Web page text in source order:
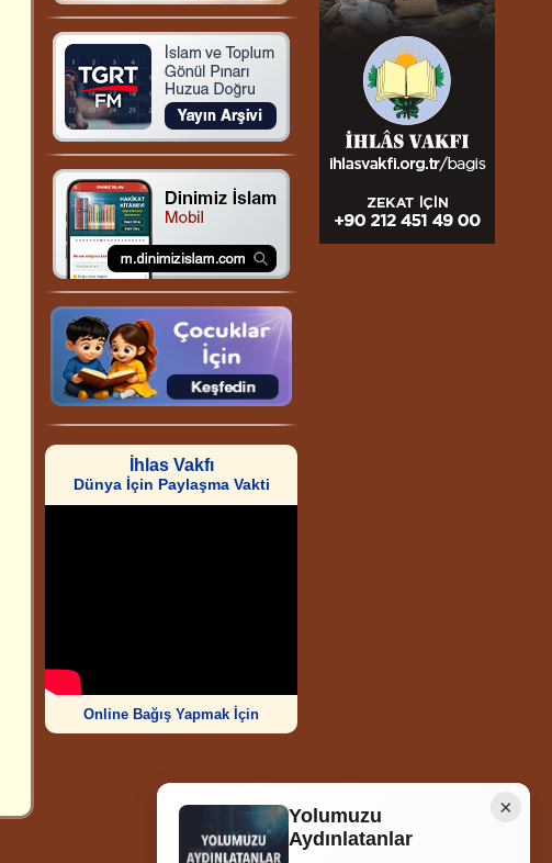
İhlas Vakfı
Dünya İçin Paylaşma Vakti
Online Bağış Yapmak İçin
Ziyaretçi Sayısı
252.005.206
×
Yolumuzu
Aydınlatanlar